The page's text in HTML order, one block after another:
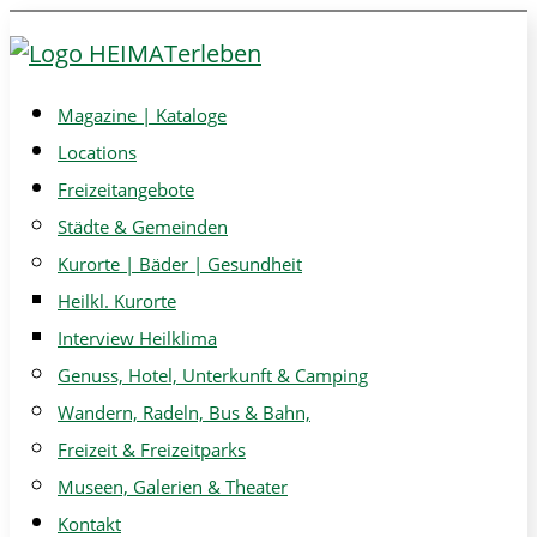
Magazine | Kataloge
Locations
Freizeitangebote
Städte & Gemeinden
Kurorte | Bäder | Gesundheit
Heilkl. Kurorte
Interview Heilklima
Genuss, Hotel, Unterkunft & Camping
Wandern, Radeln, Bus & Bahn,
Freizeit & Freizeitparks
Museen, Galerien & Theater
Kontakt